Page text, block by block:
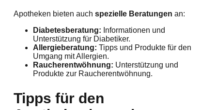
Apotheken bieten auch spezielle Beratungen an:
Diabetesberatung: Informationen und
Unterstützung für Diabetiker.
Allergieberatung: Tipps und Produkte für den
Umgang mit Allergien.
Raucherentwöhnung: Unterstützung und
Produkte zur Raucherentwöhnung.
Tipps für den